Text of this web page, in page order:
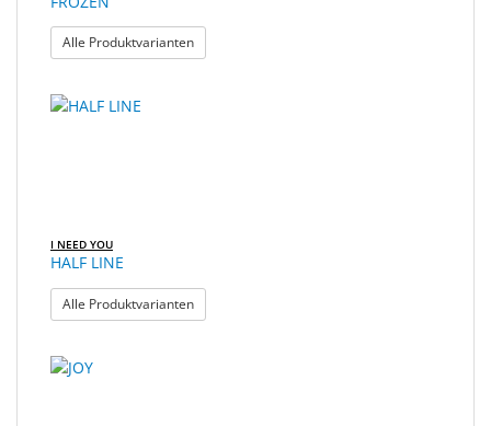
Alle Produktvarianten: FROZEN
I NEED YOU
HALF LINE
Alle Produktvarianten: HALF LINE